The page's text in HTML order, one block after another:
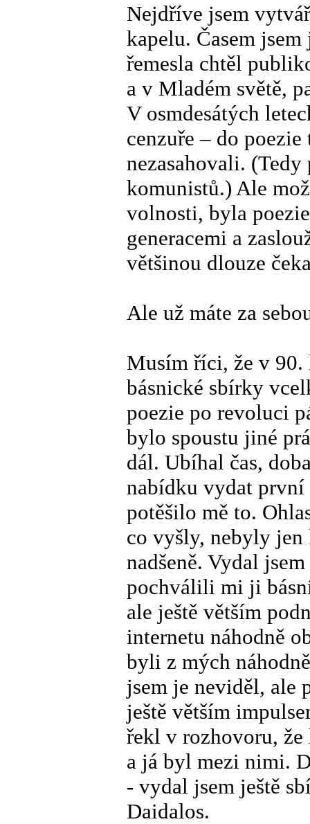
Nejdříve jsem
kapelu. Časem
řemesla chtěl
a v Mladém světě,
V osmdesátých
cenzuře – do
nezasahovali.
komunistů.) Ale
volnosti, byla
generacemi a
většinou dlouze
Ale už máte za
Musím říci, že v 90.
básnické sbírky
poezie po revoluci
bylo spoustu jiné
dál. Ubíhal čas,
nabídku vydat
potěšilo mě to.
co vyšly, nebyly jen
nadšeně. Vydal
pochválili mi ji
ale ještě větším
internetu náhodně
byli z mých
jsem je neviděl, ale
ještě větším
řekl v rozhovoru, že
a já byl mezi nimi.
- vydal jsem ještě
Daidalos.